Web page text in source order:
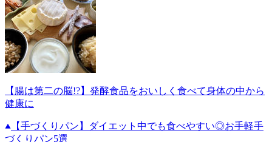
【腸は第二の脳!?】発酵食品をおいしく食べて身体の中から
健康に
【手づくりパン】ダイエット中でも食べやすい◎お手軽手
づくりパン5選